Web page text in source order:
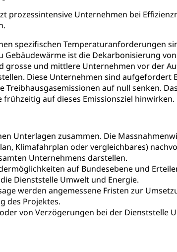
prozessintensive Unternehmen bei
spezifischen Temperaturanforderungen
Gebäudewärme ist die Dekarbonisierung
grosse und mittlere Unternehmen vor der
Diese Unternehmen sind aufgefordert
Treibhausgasemissionen auf null senken.
auf dieses Emissionsziel hinwirken.
Unterlagen zusammen. Die
Klimafahrplan oder vergleichbares)
Unternehmens darstellen.
auf Bundesebene und
Dienststelle Umwelt und Energie.
werden angemessene Fristen zur
des Projektes.
von Verzögerungen bei der Dienststelle
und Hochschulbibliothek
& Kultur (Luzern Tourismus)
Denkmalpflege, kulturelles Angebot, Kulturerbe,
Kulturpreis, Werkbeitrag, Produktionsbeitrag,
Programmbeiträge, Filmförderung, Regionale
Kulturvermittlung
Angebote für Schulklassen
Transportmittel, öffentlicher Verkehr
Öffentlicher Verkehr Luzern Mobil
Seeschifffahrt, Flussschifffahrt